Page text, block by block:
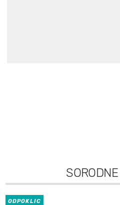
SORODNE
ODPOKLIC